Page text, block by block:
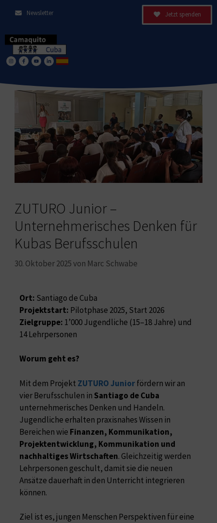
Newsletter Jetzt spenden
ZUTURO Junior –
Unternehmerisches Denken für
Kubas Berufsschulen
30. Oktober 2025von Marc Schwabe
Ort: Santiago de Cuba
Projektstart: Pilotphase 2025, Start 2026
Zielgruppe: 1’000 Jugendliche (15–18 Jahre) und
14 Lehrpersonen
Worum geht es?
Mit dem Projekt ZUTURO Juniorfördern wir an
vier Berufsschulen in Santiago de Cuba
unternehmerisches Denken und Handeln.
Jugendliche erhalten praxisnahes Wissen in
Bereichen wie Finanzen, Kommunikation,
Projektentwicklung, Kommunikation und
nachhaltiges Wirtschaften. Gleichzeitig werden
Lehrpersonen geschult, damit sie die neuen
Ansätze dauerhaft in den Unterricht integrieren
können.
Ziel ist es, jungen Menschen Perspektiven für eine